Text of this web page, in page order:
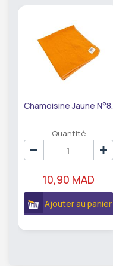
Chamoisine Jaune N°8.
Quantité
10,90 MAD
Ajouter au panier